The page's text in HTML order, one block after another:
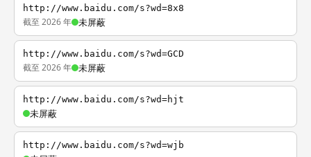
http://www.baidu.com/s?wd=8x8
截至 2026 年 未屏蔽
http://www.baidu.com/s?wd=GCD
截至 2026 年 未屏蔽
http://www.baidu.com/s?wd=hjt
未屏蔽
http://www.baidu.com/s?wd=wjb